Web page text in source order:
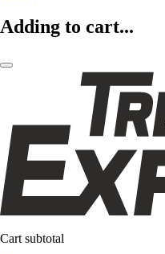
Adding to cart...
Cart subtotal